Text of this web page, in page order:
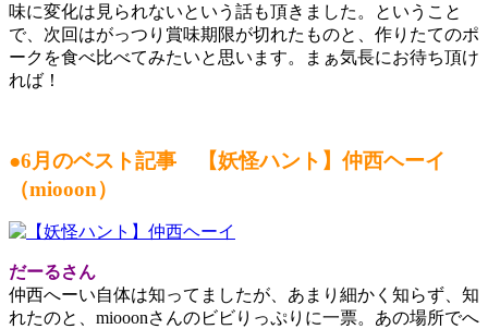
味に変化は見られないという話も頂きました。ということ
で、次回はがっつり賞味期限が切れたものと、作りたてのポ
ークを食べ比べてみたいと思います。まぁ気長にお待ち頂け
れば！
●6月のベスト記事 【妖怪ハント】仲西ヘーイ
（miooon）
だーるさん
仲西へーい自体は知ってましたが、あまり細かく知らず、知
れたのと、miooonさんのビビりっぷりに一票。あの場所でへ